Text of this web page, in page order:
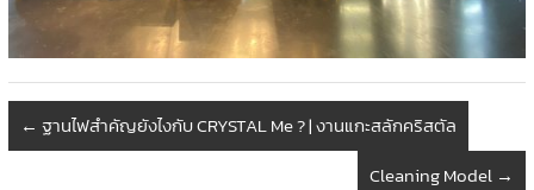
← ฐานไฟสำคัญยังไงกับ CRYSTAL Me ? | งานแกะสลักคริสตัล
Cleaning Model →